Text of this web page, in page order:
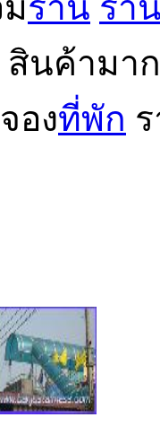
ร้าน ร้า
สินค้ามา
องที่พัก